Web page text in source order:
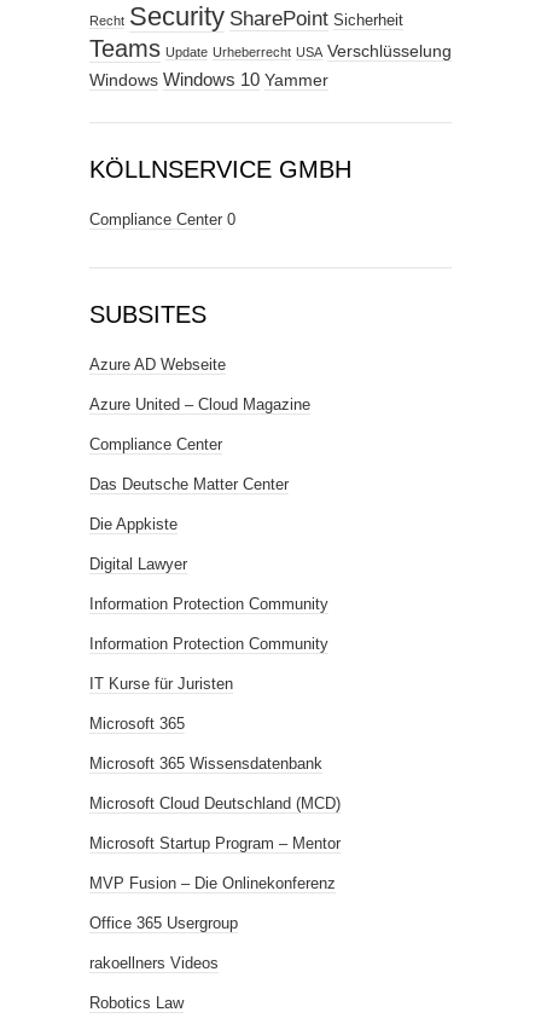
Recht Security SharePoint Sicherheit
Teams Update Urheberrecht USA Verschlüsselung
Windows Windows 10 Yammer
KÖLLNSERVICE GMBH
Compliance Center 0
SUBSITES
Azure AD Webseite
Azure United – Cloud Magazine
Compliance Center
Das Deutsche Matter Center
Die Appkiste
Digital Lawyer
Information Protection Community
Information Protection Community
IT Kurse für Juristen
Microsoft 365
Microsoft 365 Wissensdatenbank
Microsoft Cloud Deutschland (MCD)
Microsoft Startup Program – Mentor
MVP Fusion – Die Onlinekonferenz
Office 365 Usergroup
rakoellners Videos
Robotics Law